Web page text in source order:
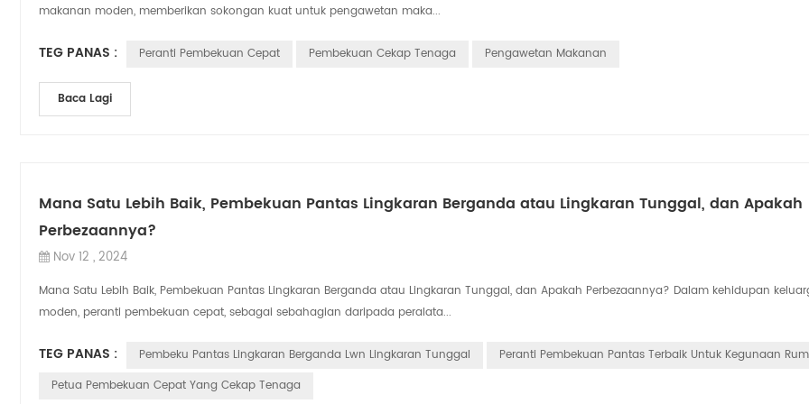
makanan moden, memberikan sokongan kuat untuk pengawetan maka...
TEG PANAS : Peranti Pembekuan Cepat Pembekuan Cekap Tenaga Pengawetan Makanan
Baca Lagi
Mana Satu Lebih Baik, Pembekuan Pantas Lingkaran Berganda atau Lingkaran Tunggal, dan Apakah
Perbezaannya?
Nov 12 , 2024
Mana Satu Lebih Baik, Pembekuan Pantas Lingkaran Berganda atau Lingkaran Tunggal, dan Apakah Perbezaannya? Dalam kehidupan
moden, peranti pembekuan cepat, sebagai sebahagian daripada peralata...
TEG PANAS : Pembeku Pantas Lingkaran Berganda Lwn Lingkaran Tunggal
Peranti Pembekuan Pantas Terbaik Untuk Kegunaan
Petua Pembekuan Cepat Yang Cekap Tenaga